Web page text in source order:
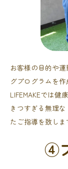
お客様の目的や
グプログラムを作
LIFEMAKEでは健
きつすぎる無理
たご指導を致しま
④